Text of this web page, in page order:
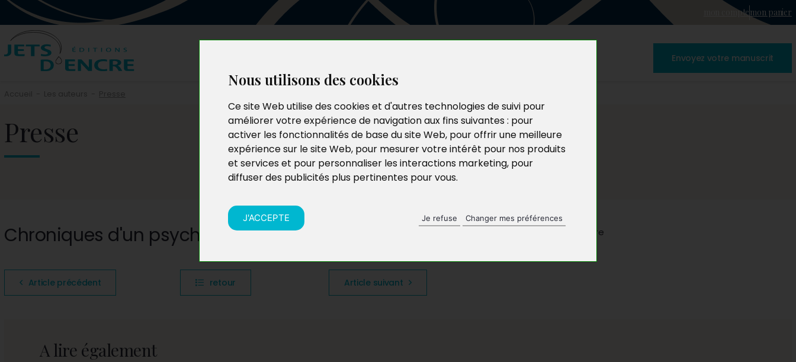
Nous utilisons des cookies
Ce site Web utilise des cookies et d'autres technologies de suivi pour
améliorer votre expérience de navigation aux fins suivantes : pour
activer les fonctionnalités de base du site Web, pour offrir une meilleure
expérience sur le site Web, pour mesurer votre intérêt pour nos produits
et services et pour personnaliser les interactions marketing, pour
diffuser des publicités plus pertinentes pour vous.
J'ACCEPTE Je refuse Changer mes préférences
mon comptemon panier
Envoyez votre manuscrit
Presse
Chroniques d'un psychopitre
Article précédent retour Article suivant
A lire également